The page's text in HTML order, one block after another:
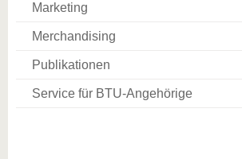
Marketing
Merchandising
Publikationen
Service für BTU-Angehörige